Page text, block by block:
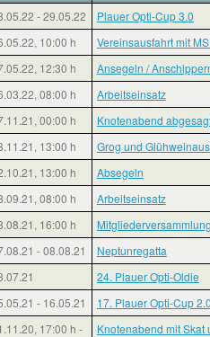
-29.05.22 Plauer Opti-Cup 3.0
, 10:00 h Vereinsausfahrt mit
, 12:30 h Ansegeln /
, 08:00 h Arbeitseinsatz
, 00:00 h Knotenabend
, 13:00 h Grog und
, 13:00 h Absegeln
, 08:00 h Arbeitseinsatz
, 16:00 h Mitgliederversammlung
-08.08.21 Neptunregatta
24. Plauer Opti-Oldie
- 16.05.21 17. Plauer Opti-Cup 2.0
, 17:00 h -
Knotenabend mit Skat